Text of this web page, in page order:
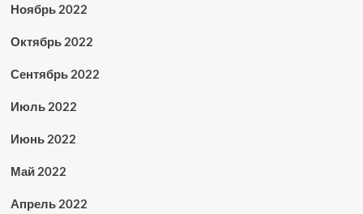
Ноябрь 2022
Октябрь 2022
Сентябрь 2022
Июль 2022
Июнь 2022
Май 2022
Апрель 2022